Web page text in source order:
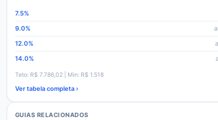
7.5%
9.0%
12.0%
14.0%
Teto: R$ 7.786,02 | Min: R$ 1.518
Ver tabela completa ›
GUIAS RELACIONADOS